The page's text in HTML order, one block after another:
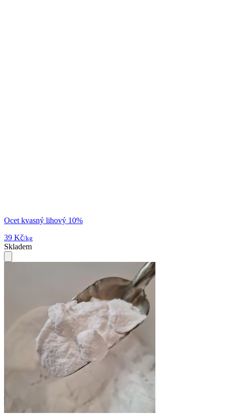
Ocet kvasný lihový 10%
39 Kč/kg
Skladem